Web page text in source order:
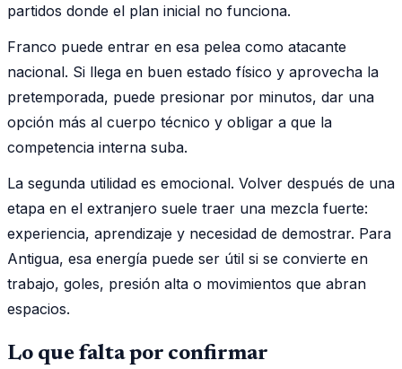
partidos donde el plan inicial no funciona.
Franco puede entrar en esa pelea como atacante
nacional. Si llega en buen estado físico y aprovecha la
pretemporada, puede presionar por minutos, dar una
opción más al cuerpo técnico y obligar a que la
competencia interna suba.
La segunda utilidad es emocional. Volver después de una
etapa en el extranjero suele traer una mezcla fuerte:
experiencia, aprendizaje y necesidad de demostrar. Para
Antigua, esa energía puede ser útil si se convierte en
trabajo, goles, presión alta o movimientos que abran
espacios.
Lo que falta por confirmar